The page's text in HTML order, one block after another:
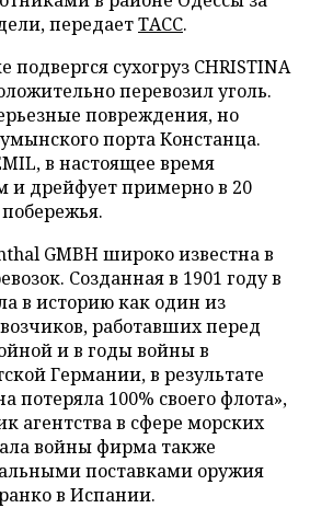
передаетТАСС.
подвергся сухогруз CHRISTINA
перевозил уголь.
повреждения, но
порта Констанца.
в настоящее время
и дрейфует примерно в 20
GMBH широко известна в
Созданная в 1901 году в
в историю как один из
работавших перед
и в годы войны в
Германии, в результате
потеряла 100% своего флота»,
агентства в сфере морских
войны фирма также
поставками оружия
в Испании.